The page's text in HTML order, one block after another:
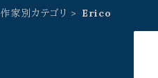
作家別カテゴリ Erico